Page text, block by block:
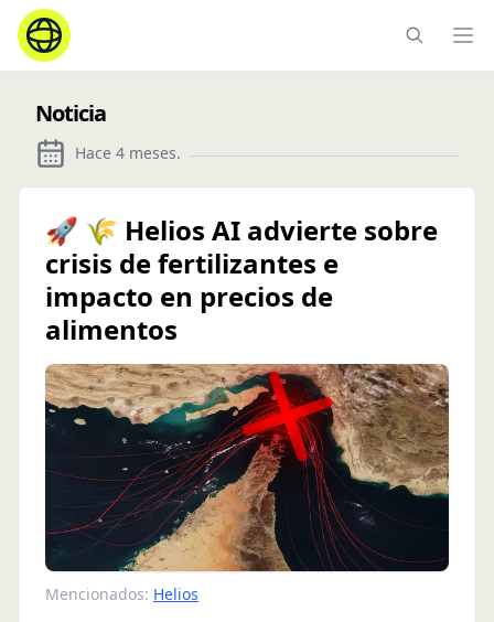
Noticia
Hace 4 meses.
🚀 🌾 Helios AI advierte sobre
crisis de fertilizantes e
impacto en precios de
alimentos
Mencionados: Helios